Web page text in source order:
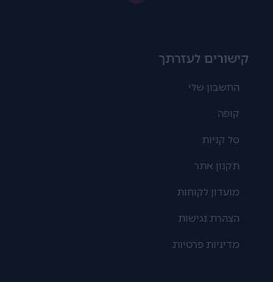
קישורים לעזרתך
החשבון שלי
קופה
סל קניות
תקנון אתר
מועדון לקוחות
הצהרת נגישות
מדיניות פרטיות